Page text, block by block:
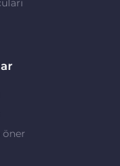
öner